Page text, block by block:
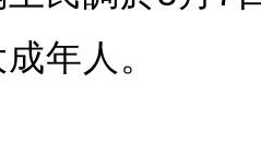
年人。